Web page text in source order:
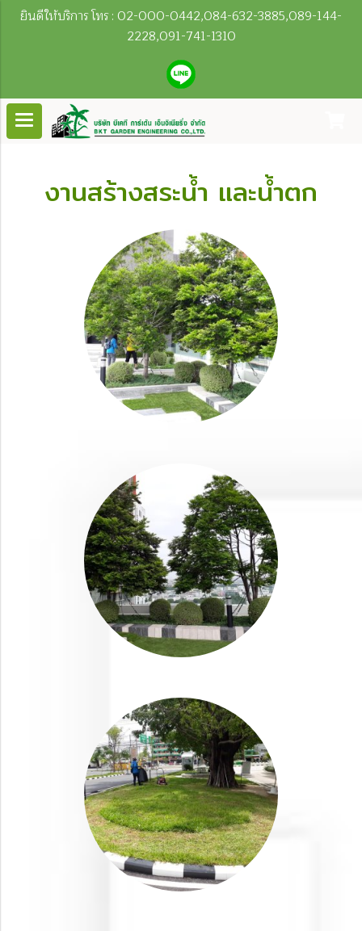
ยินดีให้บริการ โทร : 02-000-0442,084-632-3885,089-144-
2228,091-741-1310
งานสร้างสระน้ำ และน้ำตก